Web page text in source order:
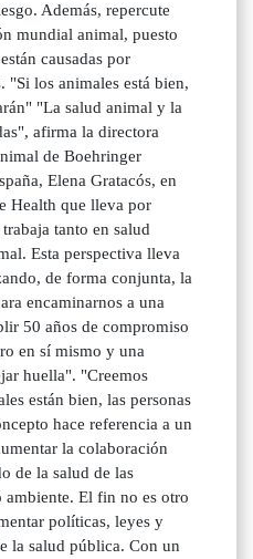
Además, repercute
mundial animal, puesto
causadas por
"Si los animales está bien,
"La salud animal y la
afirma la directora
de Boehringer
Elena Gratacós, en
Health que lleva por
tanto en salud
Esta perspectiva lleva
de forma conjunta, la
encaminarnos a una
50 años de compromiso
en sí mismo y una
huella". "Creemos
están bien, las personas
hace referencia a un
la colaboración
de la salud de las
ambiente. El fin no es otro
políticas, leyes y
la salud pública. Con un